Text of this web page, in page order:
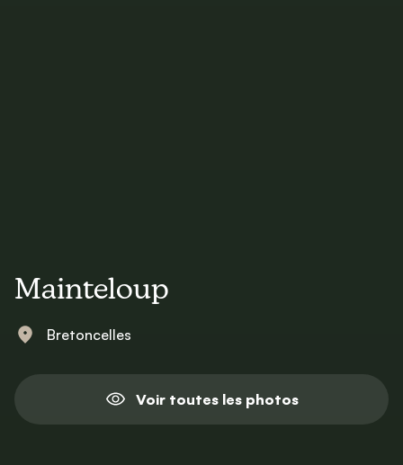
Mainteloup
Bretoncelles
Voir toutes les photos